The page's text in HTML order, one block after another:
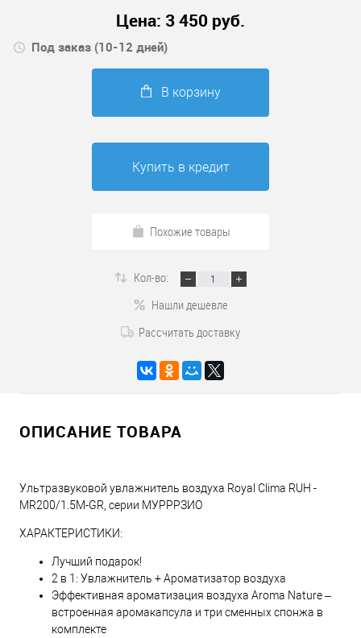
Цена: 3 450 руб.
Под заказ (10-12 дней)
В корзину
Купить в кредит
Похожие товары
Кол-во:
Нашли дешевле
Рассчитать доставку
ОПИСАНИЕ ТОВАРА
Ультразвуковой увлажнитель воздуха Royal Clima RUH -
MR200/1.5M-GR, серии МУРРРЗИО
ХАРАКТЕРИСТИКИ:
Лучший подарок!
2 в 1: Увлажнитель + Ароматизатор воздуха
Эффективная ароматизация воздуха Aroma Nature –
встроенная аромакапсула и три сменных спонжа в
комплекте